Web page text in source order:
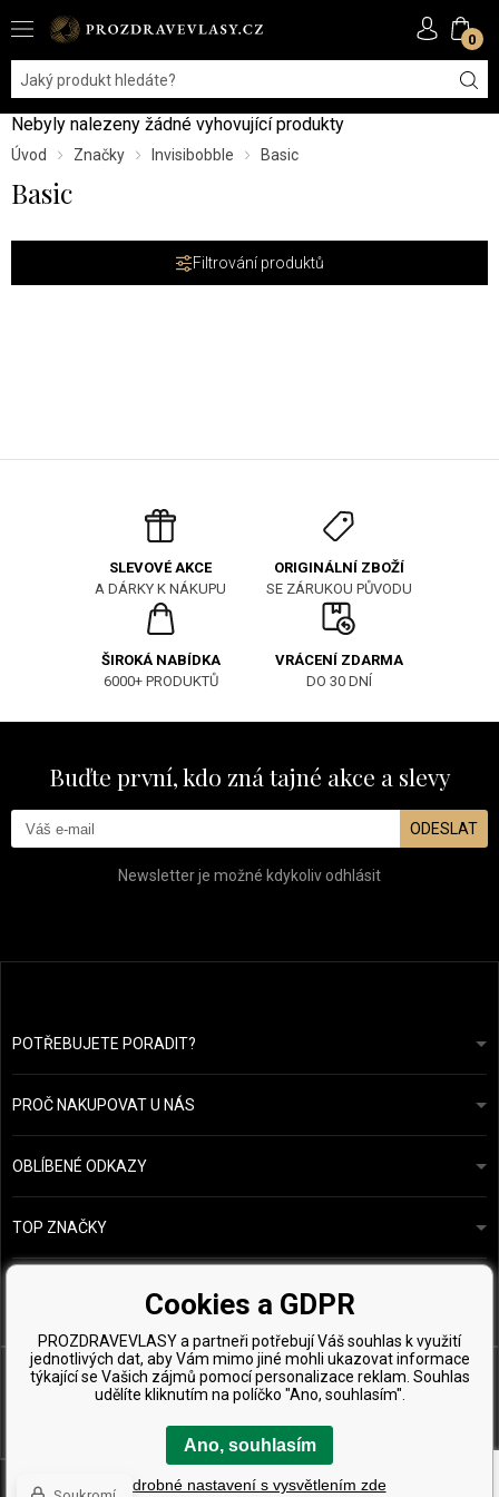
0
Úvod Značky Invisibobble Basic
Basic
Filtrování produktů
Nebyly nalezeny žádné vyhovující produkty
SLEVOVÉ AKCE
A DÁRKY K NÁKUPU
ORIGINÁLNÍ ZBOŽÍ
SE ZÁRUKOU PŮVODU
ŠIROKÁ NABÍDKA
6000+ PRODUKTŮ
VRÁCENÍ ZDARMA
DO 30 DNÍ
Buďte první, kdo zná tajné akce a slevy
ODESLAT
Newsletter je možné kdykoliv odhlásit
POTŘEBUJETE PORADIT?info@prozdravevlasy.cz
Odpovíme do 24 hodin.
PROČ NAKUPOVAT U NÁS
Obchodní podmínky
Ochrana osobních údajů
Přehled plateb a dopravy
OBLÍBENÉ ODKAZY
Náš příběh
TOP ZNAČKY
Kérastase
Paul Mitchell
Wella Professionals
Copyright © 2026 ProZdravéVlasy.cz, Všechny práva vyhrazena
Cookies a GDPR
PROZDRAVEVLASY a partneři potřebují Váš souhlas k využití
jednotlivých dat, aby Vám mimo jiné mohli ukazovat informace
týkající se Vašich zájmů pomocí personalizace reklam. Souhlas
udělíte kliknutím na políčko "Ano, souhlasím".
Ano, souhlasím
Podrobné nastavení s vysvětlením zde